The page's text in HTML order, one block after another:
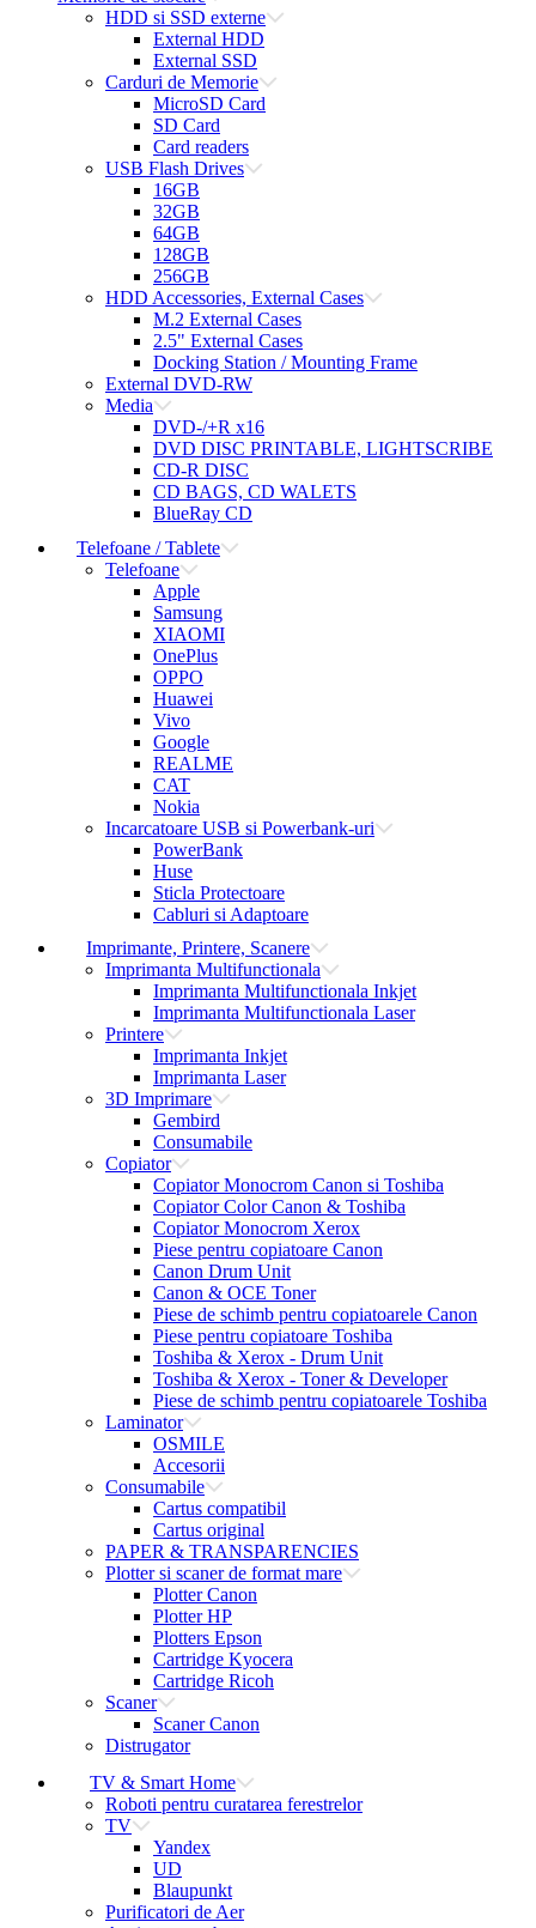
HDD si SSD externe
External HDD
External SSD
Carduri de Memorie
MicroSD Card
SD Card
Card readers
USB Flash Drives
16GB
32GB
64GB
128GB
256GB
HDD Accessories, External Cases
M.2 External Cases
2.5" External Cases
Docking Station / Mounting Frame
External DVD-RW
Media
DVD-/+R x16
DVD DISC PRINTABLE, LIGHTSCRIBE
CD-R DISC
CD BAGS, CD WALETS
BlueRay CD
Telefoane / Tablete
Telefoane
Apple
Samsung
XIAOMI
OnePlus
OPPO
Huawei
Vivo
Google
REALME
CAT
Nokia
Incarcatoare USB si Powerbank-uri
PowerBank
Huse
Sticla Protectoare
Cabluri si Adaptoare
Imprimante, Printere, Scanere
Imprimanta Multifunctionala
Imprimanta Multifunctionala Inkjet
Imprimanta Multifunctionala Laser
Printere
Imprimanta Inkjet
Imprimanta Laser
3D Imprimare
Gembird
Consumabile
Copiator
Copiator Monocrom Canon si Toshiba
Copiator Color Canon & Toshiba
Copiator Monocrom Xerox
Piese pentru copiatoare Canon
Canon Drum Unit
Canon & OCE Toner
Piese de schimb pentru copiatoarele Canon
Piese pentru copiatoare Toshiba
Toshiba & Xerox - Drum Unit
Toshiba & Xerox - Toner & Developer
Piese de schimb pentru copiatoarele Toshiba
Laminator
OSMILE
Accesorii
Consumabile
Cartus compatibil
Cartus original
PAPER & TRANSPARENCIES
Plotter si scaner de format mare
Plotter Canon
Plotter HP
Plotters Epson
Cartridge Kyocera
Cartridge Ricoh
Scaner
Scaner Canon
Distrugator
TV & Smart Home
Roboti pentru curatarea ferestrelor
TV
Yandex
UD
Blaupunkt
Purificatori de Aer